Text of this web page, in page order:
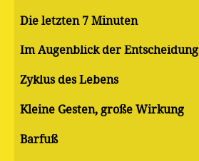
Die letzten 7 Minuten
Im Augenblick der Entscheidung
Zyklus des Lebens
Kleine Gesten, große Wirkung
Barfuß